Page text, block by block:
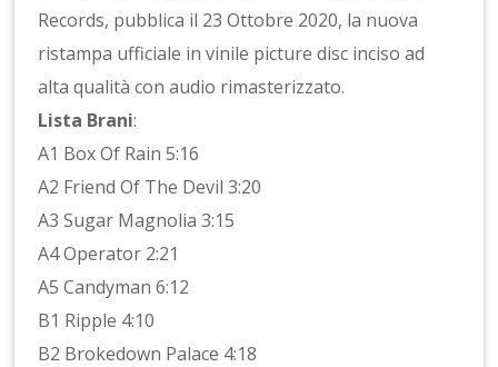
Records, pubblica il 23 Ottobre 2020, la nuova
ristampa ufficiale in vinile picture disc inciso ad
alta qualità con audio rimasterizzato.
Lista Brani:
A1 Box Of Rain 5:16
A2 Friend Of The Devil 3:20
A3 Sugar Magnolia 3:15
A4 Operator 2:21
A5 Candyman 6:12
B1 Ripple 4:10
B2 Brokedown Palace 4:18